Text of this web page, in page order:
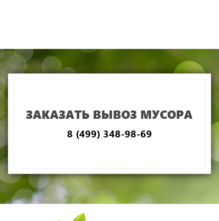
ЗАКАЗАТЬ ВЫВОЗ МУСОРА
8 (499) 348-98-69